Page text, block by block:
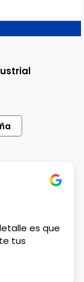
lado
lugar para
hay